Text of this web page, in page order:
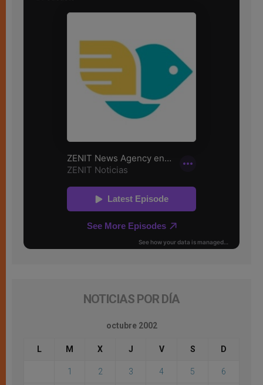
NOTICIAS POR DÍA
octubre 2002
L M X J V S D
1 2 3 4 5 6